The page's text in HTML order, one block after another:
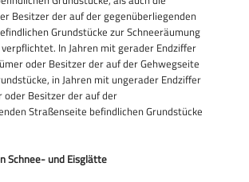
Besitzer der auf der gegenüberliegenden
Grundstücke zur Schneeräumung
In Jahren mit gerader Endziffer
oder Besitzer der auf der Gehwegseite
in Jahren mit ungerader Endziffer
oder Besitzer der auf der
Straßenseite befindlichen Grundstücke
Schnee- und Eisglätte